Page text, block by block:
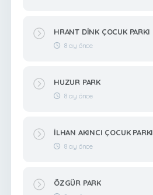
HRANT DİNK ÇOCUK PARKI
8 ay önce
HUZUR PARK
8 ay önce
İLHAN AKINCI ÇOCUK PARKI
8 ay önce
ÖZGÜR PARK